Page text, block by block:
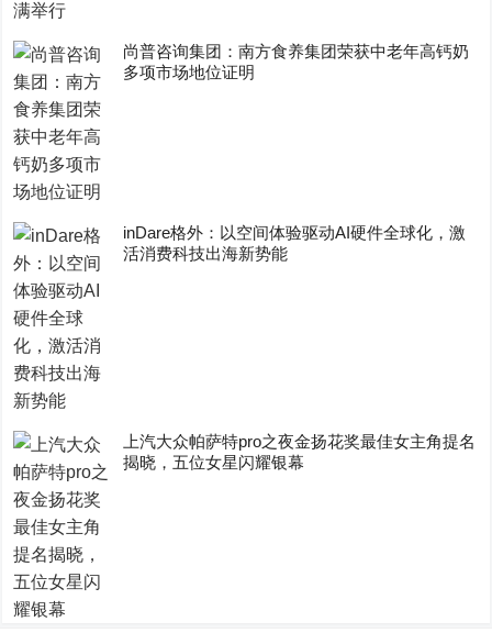
尚普咨询集团：南方食养集团荣获中老年高钙奶
多项市场地位证明
inDare格外：以空间体验驱动AI硬件全球化，激
活消费科技出海新势能
上汽大众帕萨特pro之夜金扬花奖最佳女主角提名
揭晓，五位女星闪耀银幕